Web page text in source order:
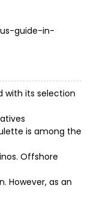
guide-in-
with its selection
is among the
Offshore
However, as an